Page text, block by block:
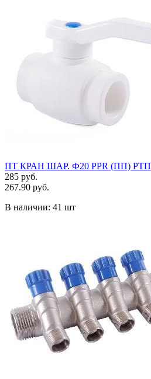
ПТ КРАН ШАР. Ф20 PPR (ПП) РТП
285 руб.
267.90 руб.
В наличии: 41 шт